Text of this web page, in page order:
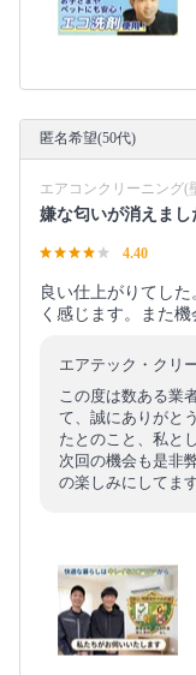
匿名希望(50代)
エアコンクリーニング(
嫌な匂いが消えまし
4.40
良い仕上がりてし
く感じます。また
エアテック・クリ
この度は数ある業
て、誠にありがと
たとのこと、私と
次回の機会も是非
の楽しみにしてます